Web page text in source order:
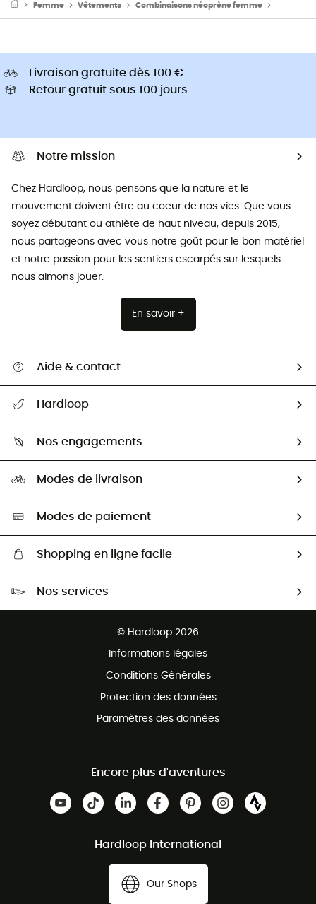
Femme Vêtements Combinaisons néoprène femme
Livraison gratuite dès 100 €
Retour gratuit sous 100 jours
Notre mission
Chez Hardloop, nous pensons que la nature et le
mouvement doivent être au coeur de nos vies. Que vous
soyez débutant ou athlète de haut niveau, depuis 2015,
nous partageons avec vous notre goût pour le bon matériel
et notre passion pour les sentiers escarpés sur lesquels
nous aimons jouer.
En savoir +
Aide & contact
Retour & remboursement
Guide des tailles
Seconde Main
Aide & Contact
Hardloop
HardGuides
Nos engagements
Sélection éco-responsable
Modes de livraison
Modes de paiement
Shopping en ligne facile
Nos services
© Hardloop 2026
Informations légales
Conditions Générales
Protection des données
Paramètres des données
Encore plus d'aventures
Hardloop International
Our Shops